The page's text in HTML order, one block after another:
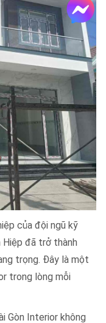
của đội ngũ kỹ
đã trở thành
trọng. Đây là một
trong lòng mỗi
Gòn Interior không
hành đáng tin cậy
tục mang đến giá
không gian sống.